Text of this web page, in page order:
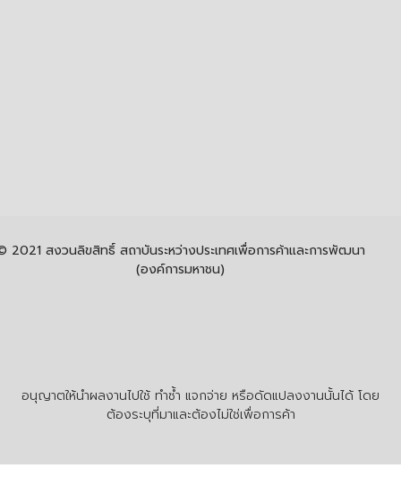
อนุญาตให้นำผลงานไปใช้ ทำซ้ำ แจกจ่าย หรือดัดแปลงงานนั้นได้ โดย
ต้องระบุที่มาและต้องไม่ใช่เพื่อการค้า
2021 สงวนลิขสิทธิ์ สถาบันระหว่างประเทศเพื่อการค้าและการพัฒนา
(องค์การมหาชน)